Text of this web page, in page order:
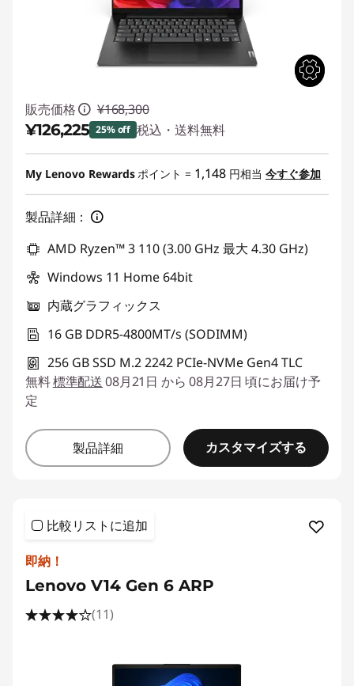
販売価格 ¥168,300
¥126,225 25% off 税込・送料無料
特別割引 :-¥42,075
My Lenovo Rewardsポイント = 1,148 円相当 今すぐ参加
製品詳細：
AMD Ryzen™ 3 110 (3.00 GHz 最大 4.30 GHz)
Windows 11 Home 64bit
内蔵グラフィックス
16 GB DDR5-4800MT/s (SODIMM)
256 GB SSD M.2 2242 PCIe-NVMe Gen4 TLC
無料標準配送08月21日 から 08月27日 頃にお届け予
定
製品詳細 カスタマイズする
比較リストに追加
即納！
Lenovo V14 Gen 6 ARP
(11)